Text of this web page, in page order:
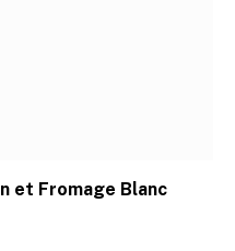
et Fromage Blanc